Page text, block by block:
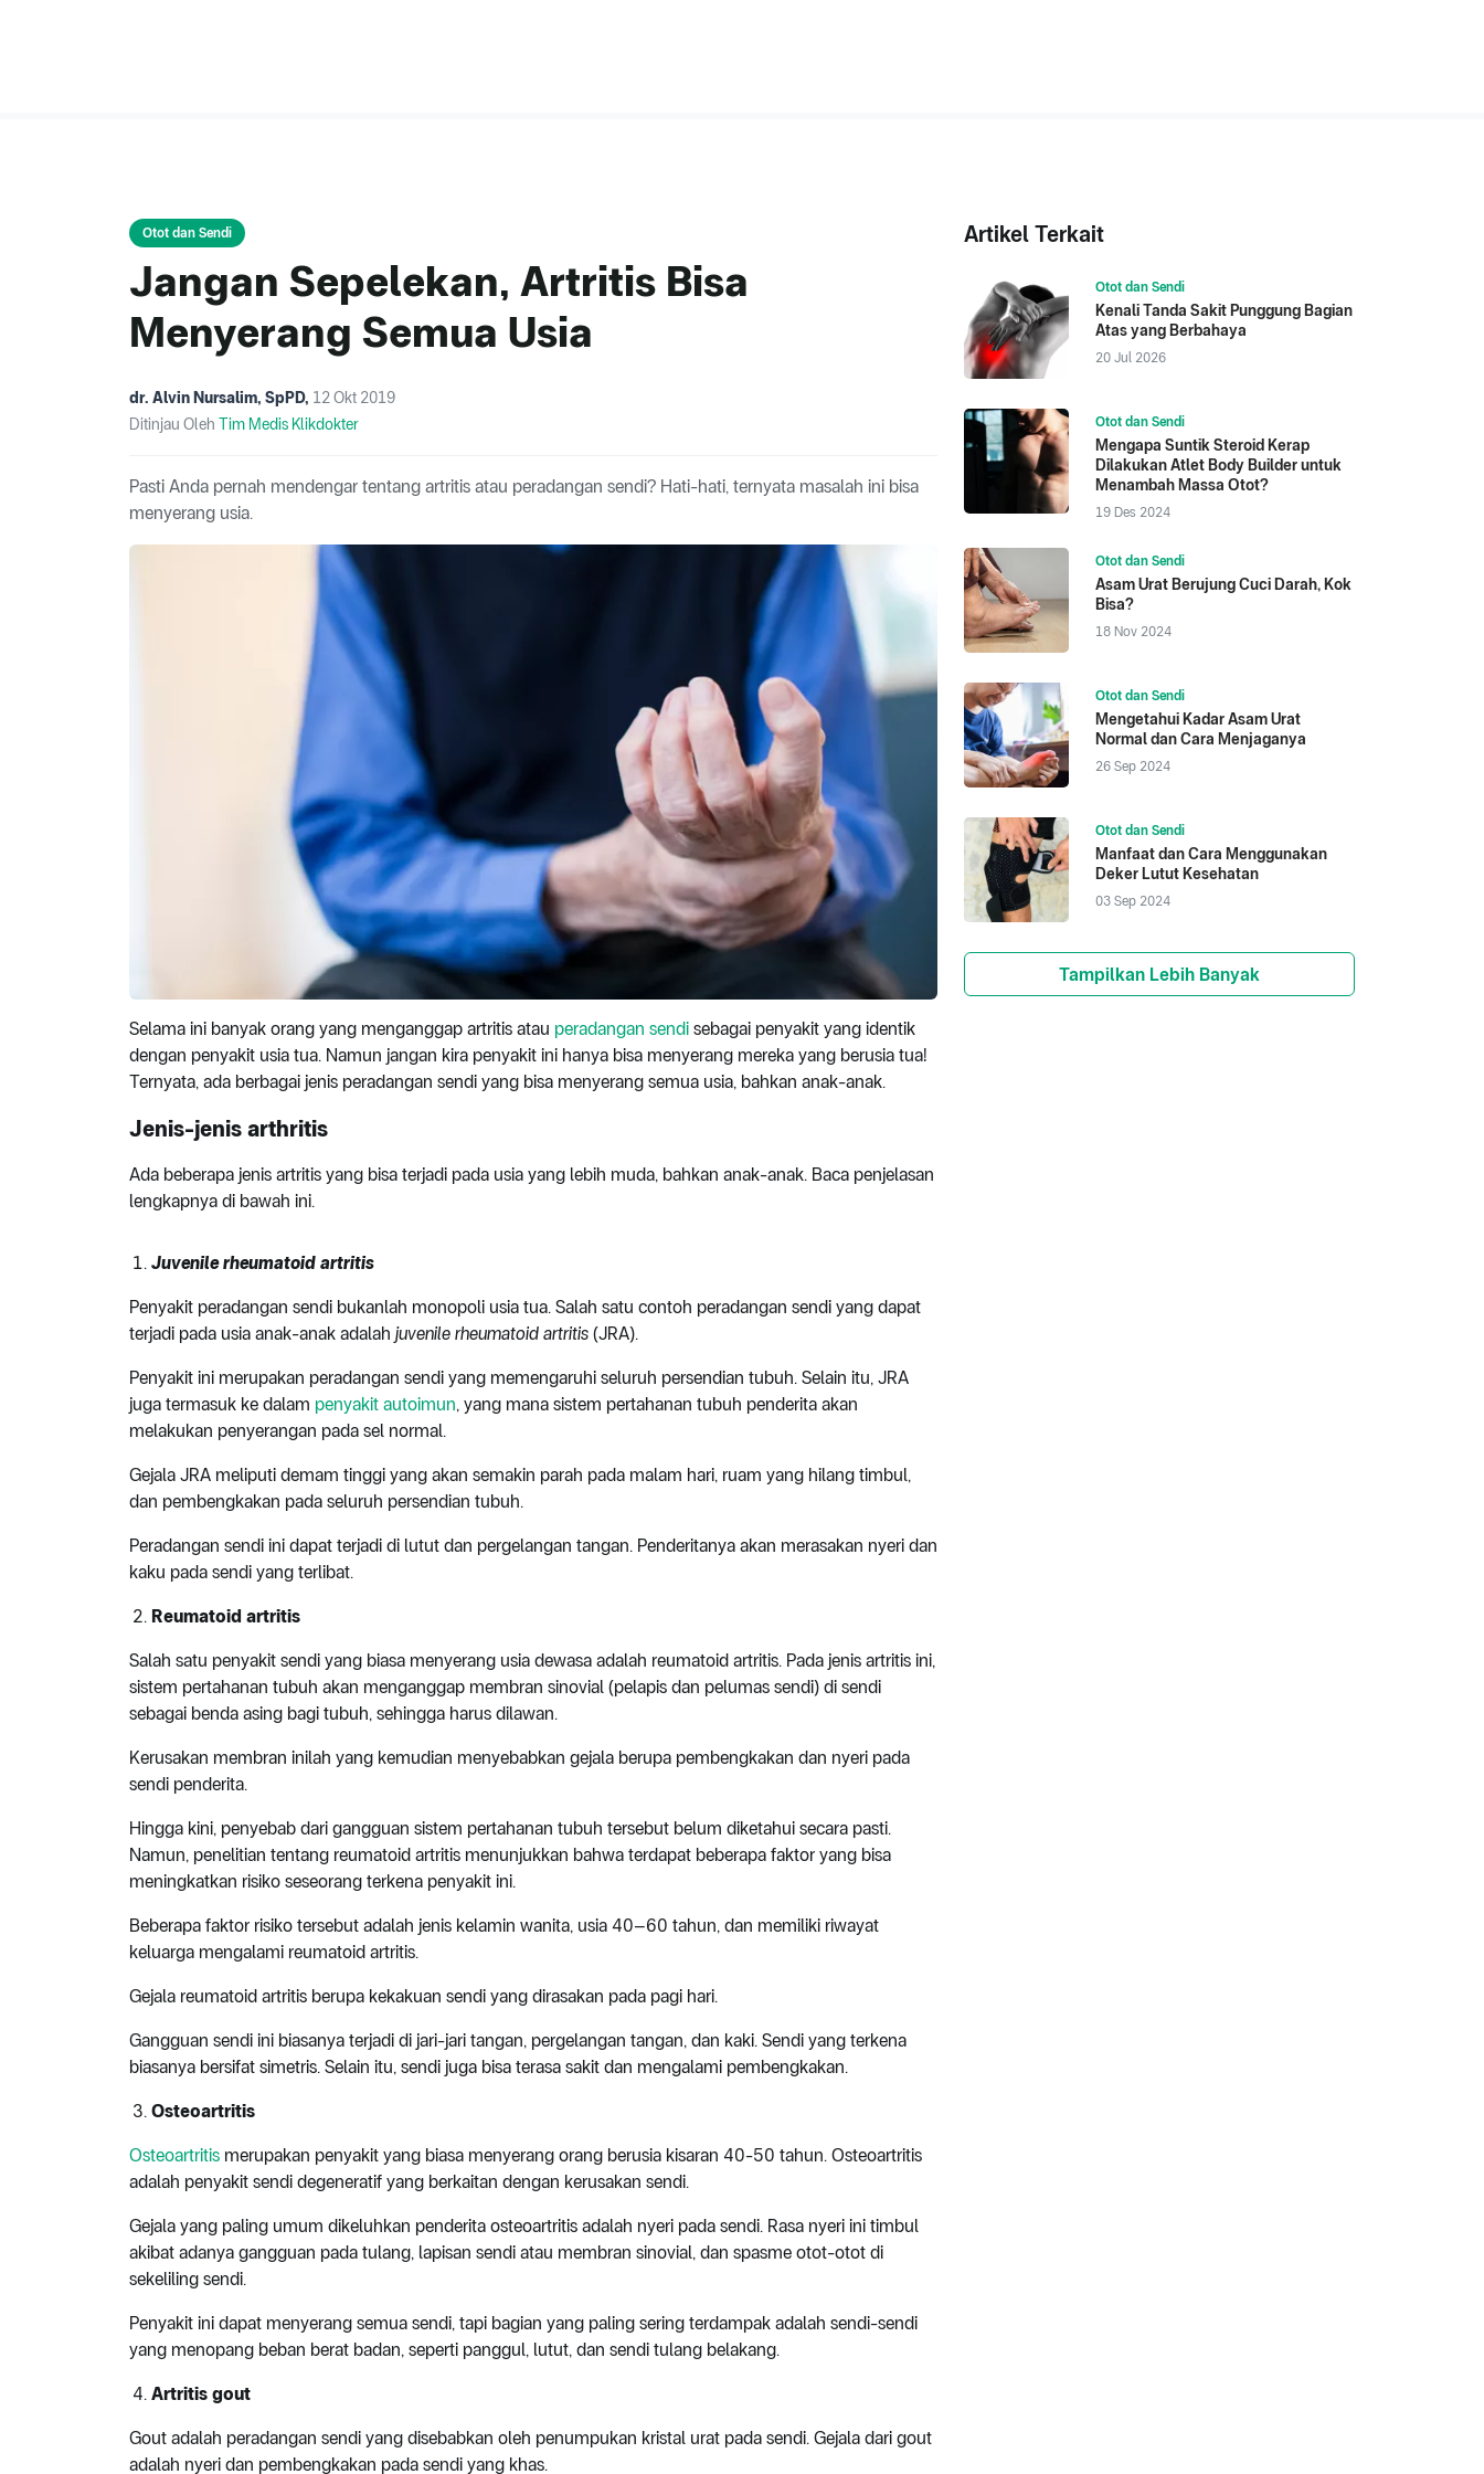
Otot dan Sendi
Jangan Sepelekan, Artritis Bisa
Menyerang Semua Usia
dr. Alvin Nursalim, SpPD, 12 Okt 2019
Ditinjau Oleh Tim Medis Klikdokter
Pasti Anda pernah mendengar tentang artritis atau peradangan sendi? Hati-hati, ternyata masalah ini bisa
menyerang usia.
Selama ini banyak orang yang menganggap artritis atau peradangan sendi sebagai penyakit yang identik
dengan penyakit usia tua. Namun jangan kira penyakit ini hanya bisa menyerang mereka yang berusia tua!
Ternyata, ada berbagai jenis peradangan sendi yang bisa menyerang semua usia, bahkan anak-anak.
Jenis-jenis arthritis
Ada beberapa jenis artritis yang bisa terjadi pada usia yang lebih muda, bahkan anak-anak. Baca penjelasan
lengkapnya di bawah ini.
Juvenile rheumatoid artritis
Penyakit peradangan sendi bukanlah monopoli usia tua. Salah satu contoh peradangan sendi yang dapat
terjadi pada usia anak-anak adalah juvenile rheumatoid artritis (JRA).
Penyakit ini merupakan peradangan sendi yang memengaruhi seluruh persendian tubuh. Selain itu, JRA
juga termasuk ke dalam penyakit autoimun, yang mana sistem pertahanan tubuh penderita akan
melakukan penyerangan pada sel normal.
Gejala JRA meliputi demam tinggi yang akan semakin parah pada malam hari, ruam yang hilang timbul,
dan pembengkakan pada seluruh persendian tubuh.
Peradangan sendi ini dapat terjadi di lutut dan pergelangan tangan. Penderitanya akan merasakan nyeri dan
kaku pada sendi yang terlibat.
Reumatoid artritis
Salah satu penyakit sendi yang biasa menyerang usia dewasa adalah reumatoid artritis. Pada jenis artritis ini,
sistem pertahanan tubuh akan menganggap membran sinovial (pelapis dan pelumas sendi) di sendi
sebagai benda asing bagi tubuh, sehingga harus dilawan.
Kerusakan membran inilah yang kemudian menyebabkan gejala berupa pembengkakan dan nyeri pada
sendi penderita.
Hingga kini, penyebab dari gangguan sistem pertahanan tubuh tersebut belum diketahui secara pasti.
Namun, penelitian tentang reumatoid artritis menunjukkan bahwa terdapat beberapa faktor yang bisa
meningkatkan risiko seseorang terkena penyakit ini.
Beberapa faktor risiko tersebut adalah jenis kelamin wanita, usia 40–60 tahun, dan memiliki riwayat
keluarga mengalami reumatoid artritis.
Gejala reumatoid artritis berupa kekakuan sendi yang dirasakan pada pagi hari.
Gangguan sendi ini biasanya terjadi di jari-jari tangan, pergelangan tangan, dan kaki. Sendi yang terkena
biasanya bersifat simetris. Selain itu, sendi juga bisa terasa sakit dan mengalami pembengkakan.
Osteoartritis
Osteoartritis merupakan penyakit yang biasa menyerang orang berusia kisaran 40-50 tahun. Osteoartritis
adalah penyakit sendi degeneratif yang berkaitan dengan kerusakan sendi.
Gejala yang paling umum dikeluhkan penderita osteoartritis adalah nyeri pada sendi. Rasa nyeri ini timbul
akibat adanya gangguan pada tulang, lapisan sendi atau membran sinovial, dan spasme otot-otot di
sekeliling sendi.
Penyakit ini dapat menyerang semua sendi, tapi bagian yang paling sering terdampak adalah sendi-sendi
yang menopang beban berat badan, seperti panggul, lutut, dan sendi tulang belakang.
Artritis gout
Gout adalah peradangan sendi yang disebabkan oleh penumpukan kristal urat pada sendi. Gejala dari gout
adalah nyeri dan pembengkakan pada sendi yang khas.
Artikel Terkait
Otot dan Sendi
Kenali Tanda Sakit Punggung Bagian
Atas yang Berbahaya
20 Jul 2026
Otot dan Sendi
Mengapa Suntik Steroid Kerap
Dilakukan Atlet Body Builder untuk
Menambah Massa Otot?
19 Des 2024
Otot dan Sendi
Asam Urat Berujung Cuci Darah, Kok
Bisa?
18 Nov 2024
Otot dan Sendi
Mengetahui Kadar Asam Urat
Normal dan Cara Menjaganya
26 Sep 2024
Otot dan Sendi
Manfaat dan Cara Menggunakan
Deker Lutut Kesehatan
03 Sep 2024
Tampilkan Lebih Banyak